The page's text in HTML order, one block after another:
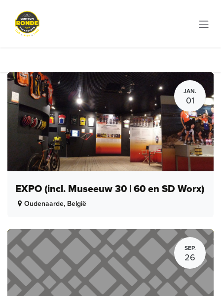
JAN.
01
EXPO (incl. Museeuw 30 | 60 en SD Worx)
Oudenaarde, België
SEP.
26